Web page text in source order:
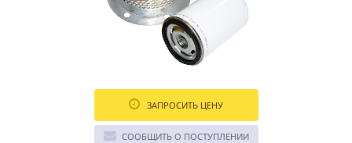
ЗАПРОСИТЬ ЦЕНУ
СООБЩИТЬ О ПОСТУПЛЕНИИ